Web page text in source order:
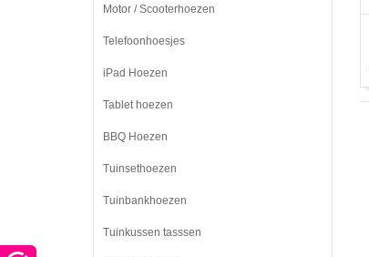
Motor / Scooterhoezen
Telefoonhoesjes
iPad Hoezen
Tablet hoezen
BBQ Hoezen
Tuinsethoezen
Tuinbankhoezen
Tuinkussen tasssen